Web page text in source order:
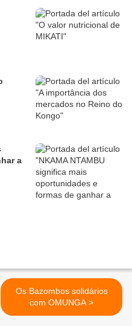
a
Os Bazombos solidários
com OMUNGA >